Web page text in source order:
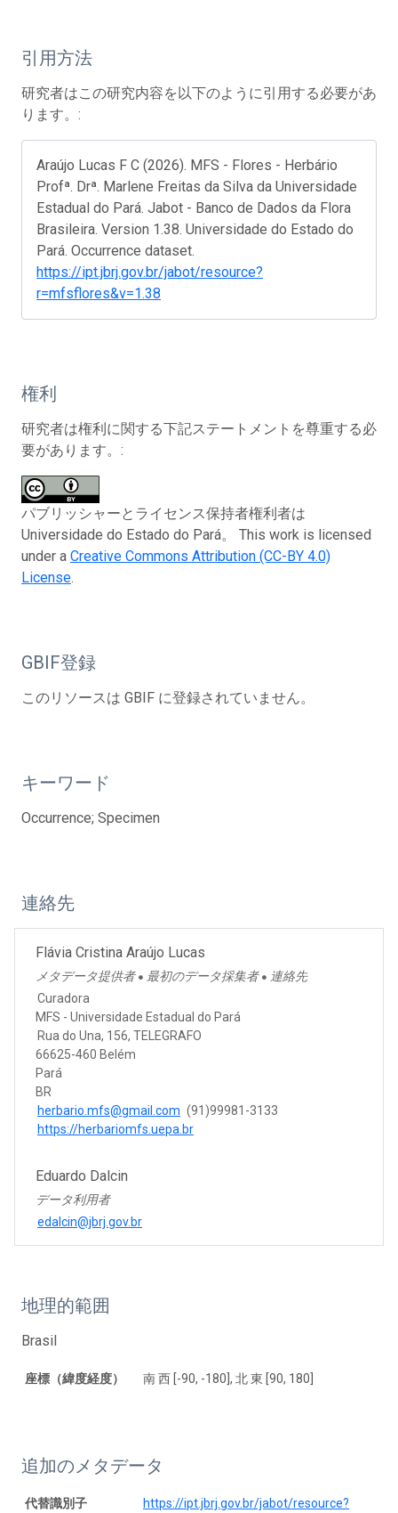
引用方法
研究者はこの研究内容を以下のように引用する必要があ
ります。:
Araújo Lucas F C (2026). MFS - Flores - Herbário
Profª. Drª. Marlene Freitas da Silva da Universidade
Estadual do Pará. Jabot - Banco de Dados da Flora
Brasileira. Version 1.38. Universidade do Estado do
Pará. Occurrence dataset.
https://ipt.jbrj.gov.br/jabot/resource?
r=mfsflores&v=1.38
権利
研究者は権利に関する下記ステートメントを尊重する必
要があります。:
パブリッシャーとライセンス保持者権利者は
Universidade do Estado do Pará。 This work is licensed
under a Creative Commons Attribution (CC-BY 4.0)
License.
GBIF登録
このリソースは GBIF に登録されていません。
キーワード
Occurrence; Specimen
連絡先
Flávia Cristina Araújo Lucas
メタデータ提供者 ● 最初のデータ採集者 ● 連絡先
Curadora
MFS - Universidade Estadual do Pará
Rua do Una, 156, TELEGRAFO
66625-460 Belém
Pará
BR
herbario.mfs@gmail.com (91)99981-3133
https://herbariomfs.uepa.br
Eduardo Dalcin
データ利用者
edalcin@jbrj.gov.br
地理的範囲
Brasil
座標（緯度経度） 南 西 [-90, -180], 北 東 [90, 180]
追加のメタデータ
代替識別子
https://ipt.jbrj.gov.br/jabot/resource?